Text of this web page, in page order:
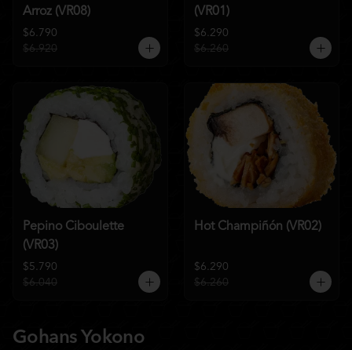
Arroz (VR08)
$6.790
$6.920
(VR01)
$6.290
$6.260
Pepino Ciboulette
(VR03)
$5.790
$6.040
Hot Champiñón (VR02)
$6.290
$6.260
Gohans Yokono